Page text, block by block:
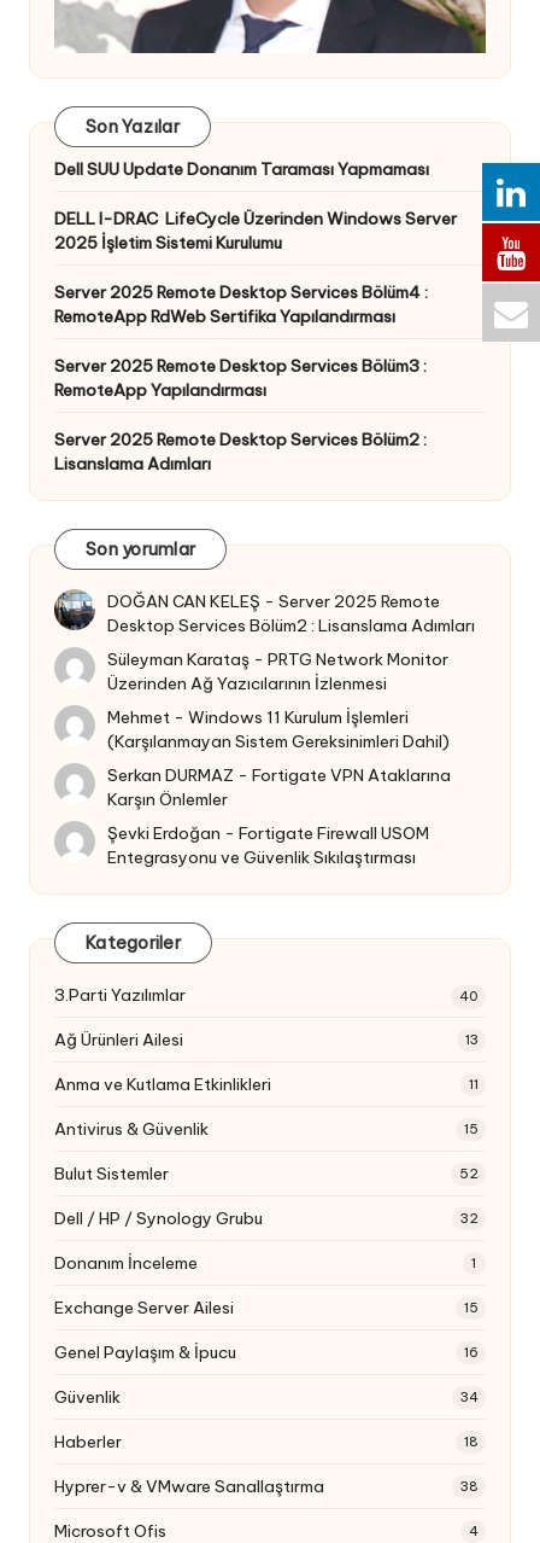
Son Yazılar
Dell SUU Update Donanım Taraması Yapmaması
DELL I-DRAC LifeCycle Üzerinden Windows Server
2025 İşletim Sistemi Kurulumu
Server 2025 Remote Desktop Services Bölüm4 :
RemoteApp RdWeb Sertifika Yapılandırması
Server 2025 Remote Desktop Services Bölüm3 :
RemoteApp Yapılandırması
Server 2025 Remote Desktop Services Bölüm2 :
Lisanslama Adımları
Son yorumlar
DOĞAN CAN KELEŞ -Server 2025 Remote
Desktop Services Bölüm2 : Lisanslama Adımları
Süleyman Karataş -PRTG Network Monitor
Üzerinden Ağ Yazıcılarının İzlenmesi
Mehmet -Windows 11 Kurulum İşlemleri
(Karşılanmayan Sistem Gereksinimleri Dahil)
Serkan DURMAZ -Fortigate VPN Ataklarına
Karşın Önlemler
Şevki Erdoğan -Fortigate Firewall USOM
Entegrasyonu ve Güvenlik Sıkılaştırması
Kategoriler
3.Parti Yazılımlar 40
Ağ Ürünleri Ailesi 13
Anma ve Kutlama Etkinlikleri 11
Antivirus & Güvenlik 15
Bulut Sistemler 52
Dell / HP / Synology Grubu 32
Donanım İnceleme 1
Exchange Server Ailesi 15
Genel Paylaşım & İpucu 16
Güvenlik 34
Haberler 18
Hyprer-v & VMware Sanallaştırma 38
Microsoft Ofis 4